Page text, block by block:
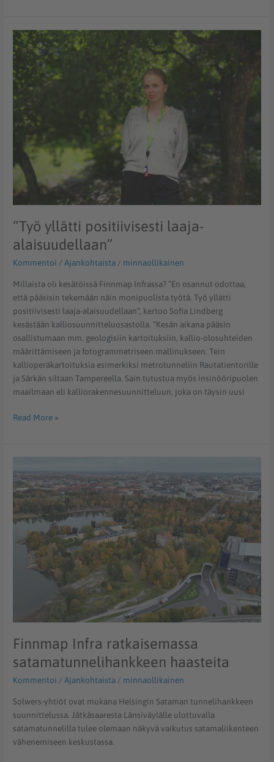
“Työ yllätti positiivisesti laaja-
alaisuudellaan”
Kommentoi /Ajankohtaista / minnaollikainen
Millaista oli kesätöissä Finnmap Infrassa? “En osannut odottaa,
että pääsisin tekemään näin monipuolista työtä. Työ yllätti
positiivisesti laaja-alaisuudellaan”, kertoo Sofia Lindberg
kesästään kalliosuunnitteluosastolla. “Kesän aikana pääsin
osallistumaan mm. geologisiin kartoituksiin, kallio-olosuhteiden
määrittämiseen ja fotogrammetriseen mallinukseen. Tein
kallioperäkartoituksia esimerkiksi metrotunneliin Rautatientorille
ja Särkän siltaan Tampereella. Sain tutustua myös insinööripuolen
maailmaan eli kalliorakennesuunnitteluun, joka on täysin uusi
“Työ
yllätti
positiivisesti
laaja-
alaisuudellaan”
Read More »
Finnmap Infra ratkaisemassa
satamatunnelihankkeen haasteita
Kommentoi /Ajankohtaista / minnaollikainen
Solwers-yhtiöt ovat mukana Helsingin Sataman tunnelihankkeen
suunnittelussa. Jätkäsaaresta Länsiväylälle ulottuvalla
satamatunnelilla tulee olemaan näkyvä vaikutus satamaliikenteen
vähenemiseen keskustassa.
Infra
ratkaisemassa
satamatunnelihankkeen
haasteita